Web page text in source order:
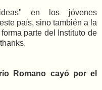
en los jóvenes
país, sino también a la
parte del Instituto de
Romano cayó por el